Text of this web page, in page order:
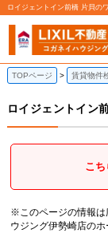
ロイジェントイン前橋 片貝の
TOPページ 賃貸物件
ロイジェントイン
こち
※このページの情報は
ウジング伊勢崎店の